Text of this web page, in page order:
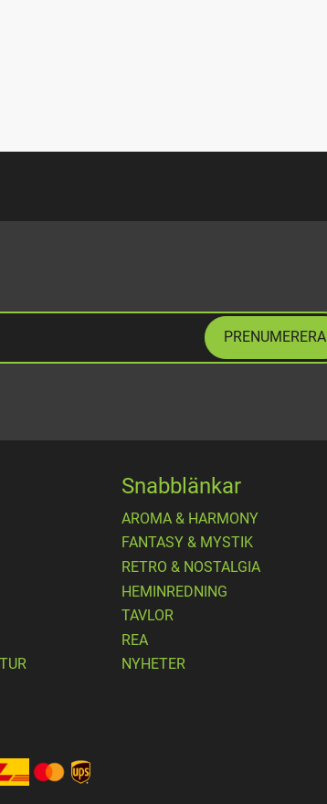
PRENUMERERA
Snabblänkar
AROMA & HARMONY
FANTASY & MYSTIK
RETRO & NOSTALGIA
HEMINREDNING
TAVLOR
REA
NYHETER